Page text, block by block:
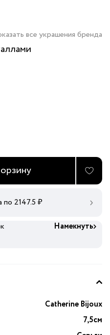
все украшения бренда
по 2147.5 ₽
Намекнуть
Catherine Bijoux
7,5см